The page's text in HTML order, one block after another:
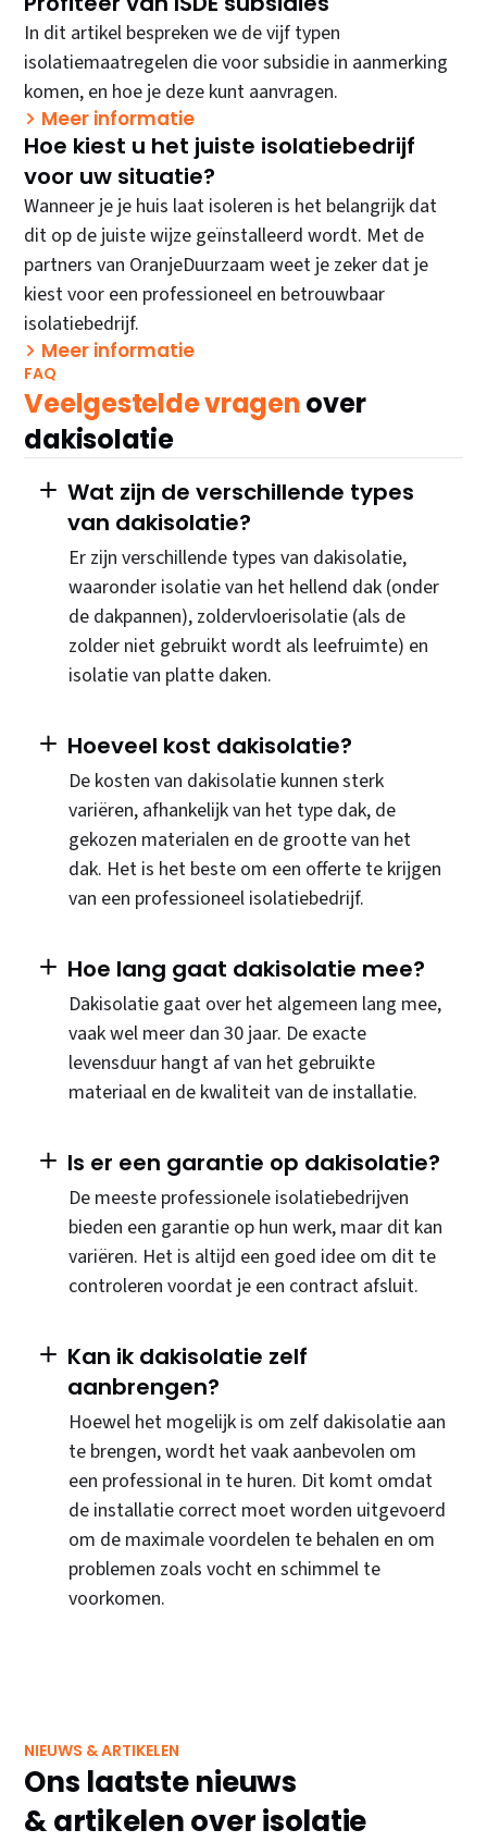
In dit artikel bespreken we de vijf typen
isolatiemaatregelen die voor subsidie in aanmerking
komen, en hoe je deze kunt aanvragen.
Meer informatie
Hoe kiest u het juiste isolatiebedrijf
voor uw situatie?
Wanneer je je huis laat isoleren is het belangrijk dat
dit op de juiste wijze geïnstalleerd wordt. Met de
partners van OranjeDuurzaam weet je zeker dat je
kiest voor een professioneel en betrouwbaar
isolatiebedrijf.
Meer informatie
FAQ
Veelgestelde vragenover
dakisolatie
Wat zijn de verschillende types
van dakisolatie?
Er zijn verschillende types van dakisolatie,
waaronder isolatie van het hellend dak (onder
de dakpannen), zoldervloerisolatie (als de
zolder niet gebruikt wordt als leefruimte) en
isolatie van platte daken.
Hoeveel kost dakisolatie?
De kosten van dakisolatie kunnen sterk
variëren, afhankelijk van het type dak, de
gekozen materialen en de grootte van het
dak. Het is het beste om een offerte te krijgen
van een professioneel isolatiebedrijf.
Hoe lang gaat dakisolatie mee?
Dakisolatie gaat over het algemeen lang mee,
vaak wel meer dan 30 jaar. De exacte
levensduur hangt af van het gebruikte
materiaal en de kwaliteit van de installatie.
Is er een garantie op dakisolatie?
De meeste professionele isolatiebedrijven
bieden een garantie op hun werk, maar dit kan
variëren. Het is altijd een goed idee om dit te
controleren voordat je een contract afsluit.
Kan ik dakisolatie zelf
aanbrengen?
Hoewel het mogelijk is om zelf dakisolatie aan
te brengen, wordt het vaak aanbevolen om
een professional in te huren. Dit komt omdat
de installatie correct moet worden uitgevoerd
om de maximale voordelen te behalen en om
problemen zoals vocht en schimmel te
voorkomen.
NIEUWS & ARTIKELEN
Ons laatste nieuws
& artikelen over isolatie